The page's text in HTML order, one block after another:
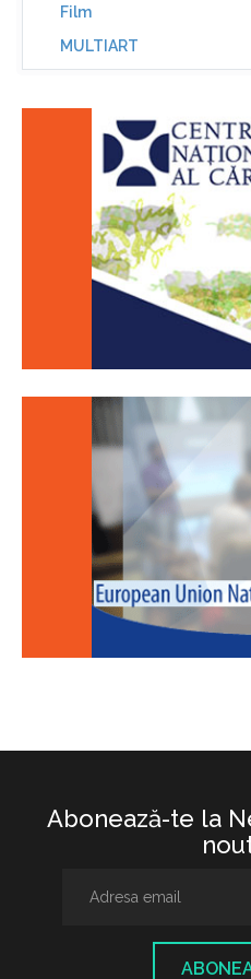
Film
MULTIART
Abonează-te la